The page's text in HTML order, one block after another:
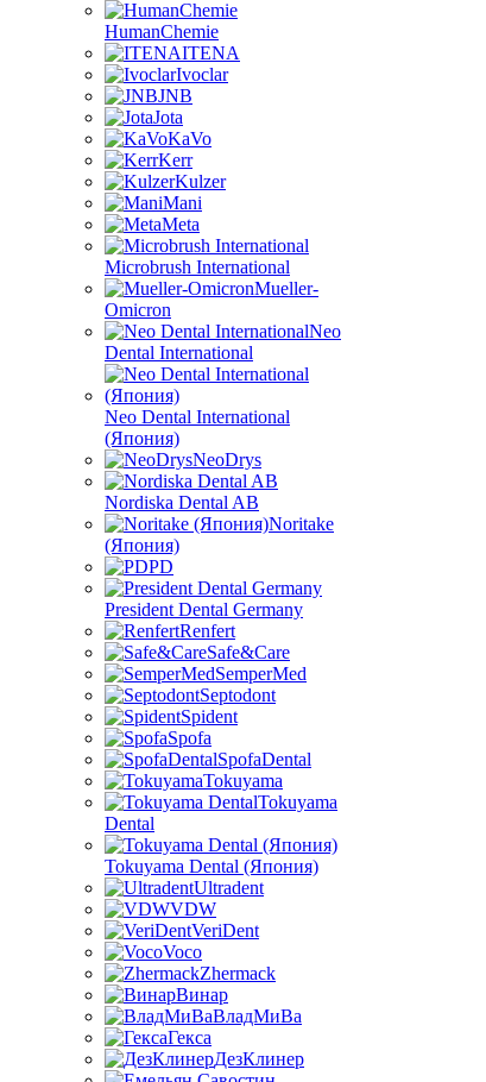
HumanChemie
ITENA
Ivoclar
JNB
Jota
KaVo
Kerr
Kulzer
Mani
Meta
Microbrush International
Mueller-
Omicron
Neo
Dental International
Neo Dental International
(Япония)
NeoDrys
Nordiska Dental AB
Noritake
(Япония)
PD
President Dental Germany
Renfert
Safe&Care
SemperMed
Septodont
Spident
Spofa
SpofaDental
Tokuyama
Tokuyama
Dental
Tokuyama Dental (Япония)
Ultradent
VDW
VeriDent
Voco
Zhermack
Винар
ВладМиВа
Гекса
ДезКлинер